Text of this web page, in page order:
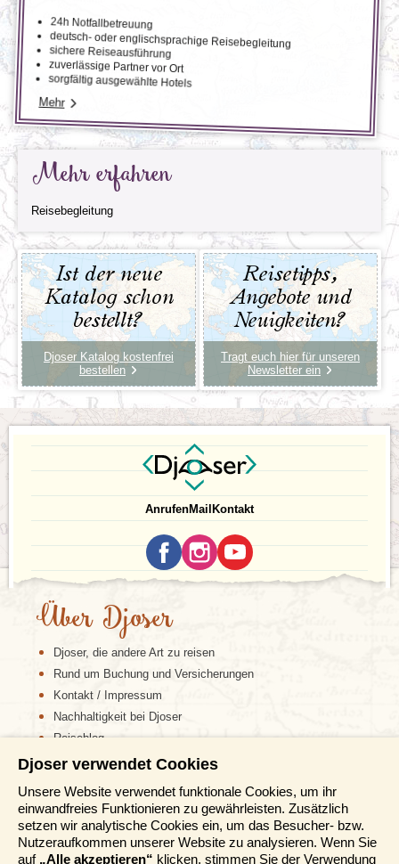
24h Notfallbetreuung
deutsch- oder englischsprachige Reisebegleitung
sichere Reiseausführung
zuverlässige Partner vor Ort
sorgfältig ausgewählte Hotels
Mehr
Mehr erfahren
Reisebegleitung
Ist der neue
Katalog schon
bestellt?
Djoser Katalog kostenfrei
bestellen
Reisetipps,
Angebote und
Neuigkeiten?
Tragt euch hier für unseren
Newsletter ein
AnrufenMailKontakt
Über Djoser
Djoser, die andere Art zu reisen
Rund um Buchung und Versicherungen
Kontakt / Impressum
Nachhaltigkeit bei Djoser
Reiseblog
Informationen
Reisemessen
Häufig gestellte Fragen
AGB
Djoser verwendet Cookies
Unsere Website verwendet funktionale Cookies, um ihr
einwandfreies Funktionieren zu gewährleisten. Zusätzlich
setzen wir analytische Cookies ein, um das Besucher- bzw.
Nutzeraufkommen unserer Website zu analysieren. Wenn Sie
auf „Alle akzeptieren“ klicken, stimmen Sie der Verwendung